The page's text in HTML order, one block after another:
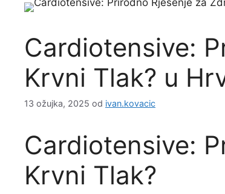
Cardiotensive:
Krvni Tlak? u
13 ožujka, 2025 od ivan.kovacic
Cardiotensive:
Krvni Tlak?